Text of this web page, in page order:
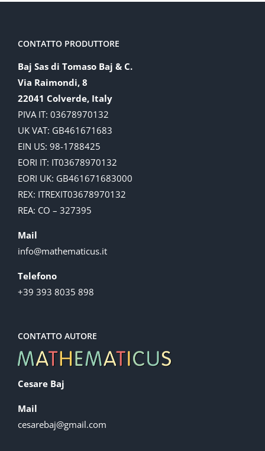
CONTATTO PRODUTTORE
Baj Sas di Tomaso Baj & C.
Via Raimondi, 8
22041 Colverde, Italy
PIVA IT: 03678970132
UK VAT: GB461671683
EIN US: 98-1788425
EORI IT: IT03678970132
EORI UK: GB461671683000
REX: ITREXIT03678970132
REA: CO – 327395
Mail
info@mathematicus.it
Telefono
+39 393 8035 898
CONTATTO AUTORE
Cesare Baj
Mail
cesarebaj@gmail.com